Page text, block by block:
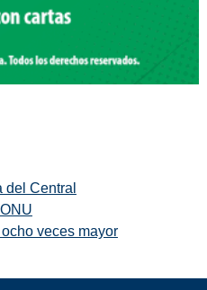
del Central
veces mayor